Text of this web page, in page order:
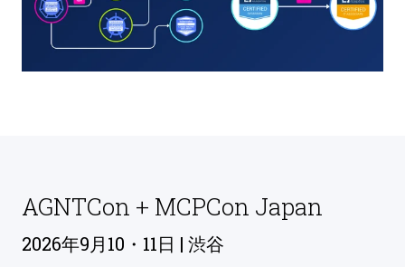
AGNTCon + MCPCon Japan
2026年9月10・11日 | 渋谷